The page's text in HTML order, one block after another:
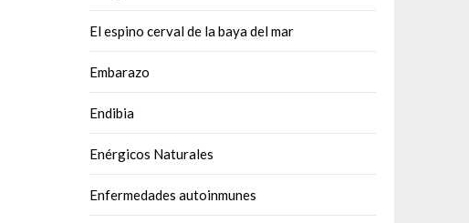
El espino cerval de la baya del mar
Embarazo
Endibia
Enérgicos Naturales
Enfermedades autoinmunes